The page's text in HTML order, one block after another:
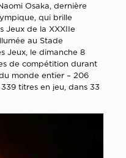
Osaka, dernière
qui brille
Jeux de la XXXIIe
au Stade
Jeux, le dimanche 8
de compétition durant
monde entier – 206
titres en jeu, dans 33